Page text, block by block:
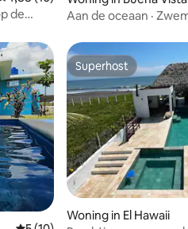
de
Aan de oceaan ·
zonsondergangen
Superhost
Superhost
Woning in El Hawaii